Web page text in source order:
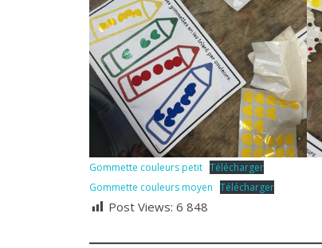
Gommette couleurs petit Télécharger
Gommette couleurs moyen Télécharger
Post Views: 6 848